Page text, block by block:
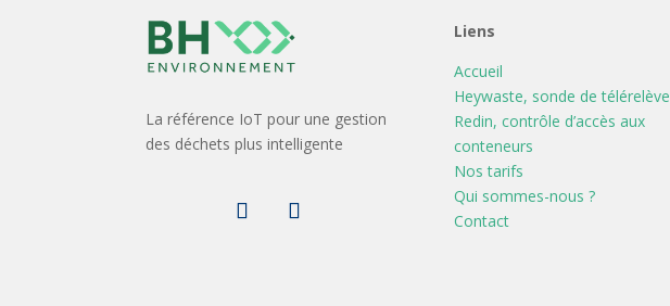
La référence IoT pour une gestion
des déchets plus intelligente
Liens
Accueil
Heywaste, sonde de télérelève
Redin, contrôle d’accès aux
conteneurs
Nos tarifs
Qui sommes-nous ?
Contact